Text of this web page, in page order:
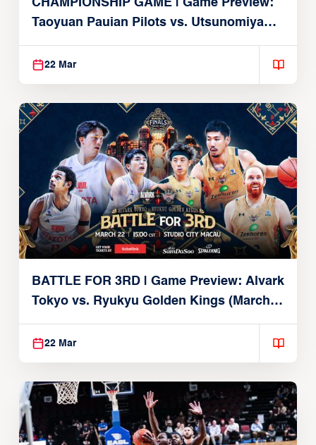
CHAMPIONSHIP GAME | Game Preview:
Taoyuan Pauian Pilots vs. Utsunomiya
Brex (March 22, 2026)
22 Mar
BATTLE FOR 3RD | Game Preview: Alvark
Tokyo vs. Ryukyu Golden Kings (March
22, 2026)
22 Mar